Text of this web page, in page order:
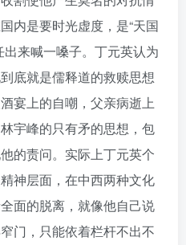
内是要时光虚度，是“天国
来喊一嗓子。丁元英认为
底就是儒释道的救赎思想
宴上的自嘲，父亲病逝上
宇峰的只有矛的思想，包
的责问。实际上丁元英个
神层面，在中西两种文化
面的脱离，就像他自己说
门，只能依着栏杆不出不